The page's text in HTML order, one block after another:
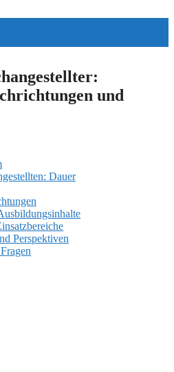
und
Dauer
Perspektiven